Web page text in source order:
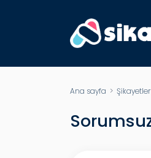
Ana sayfa > Şikayetler